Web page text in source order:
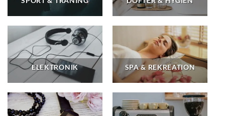
ELEKTRONIK SPA & REKREATION